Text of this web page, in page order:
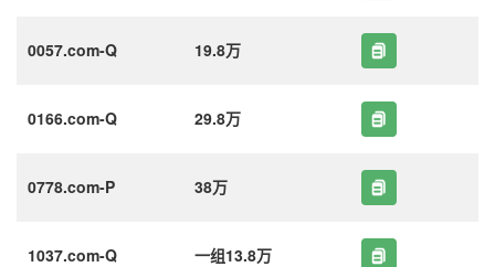
0057.com-Q 19.8万
0166.com-Q 29.8万
0778.com-P 38万
1037.com-Q 一组13.8万